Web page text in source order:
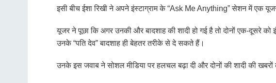
इसी बीच ईशा रिखी ने अपने इंस्टाग्राम के “Ask Me Anything” सेशन में एक
यूजर ने पूछा कि अगर उनकी और बादशाह की शादी हो गई है तो दोनों एक-दूसरे
उनके “पति देव” बादशाह ही बेहतर तरीके से दे सकते हैं।
उनके इस जवाब ने सोशल मीडिया पर हलचल बढ़ा दी और दोनों की शादी की खबरों